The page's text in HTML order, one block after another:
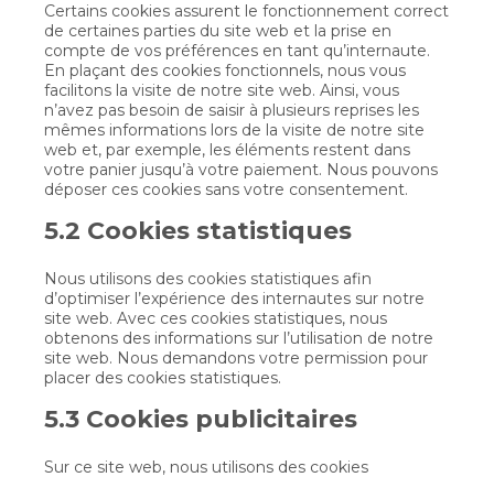
Certains cookies assurent le fonctionnement correct
de certaines parties du site web et la prise en
compte de vos préférences en tant qu’internaute.
En plaçant des cookies fonctionnels, nous vous
facilitons la visite de notre site web. Ainsi, vous
n’avez pas besoin de saisir à plusieurs reprises les
mêmes informations lors de la visite de notre site
web et, par exemple, les éléments restent dans
votre panier jusqu’à votre paiement. Nous pouvons
déposer ces cookies sans votre consentement.
5.2 Cookies statistiques
Nous utilisons des cookies statistiques afin
d’optimiser l’expérience des internautes sur notre
site web. Avec ces cookies statistiques, nous
obtenons des informations sur l’utilisation de notre
site web. Nous demandons votre permission pour
placer des cookies statistiques.
5.3 Cookies publicitaires
Sur ce site web, nous utilisons des cookies